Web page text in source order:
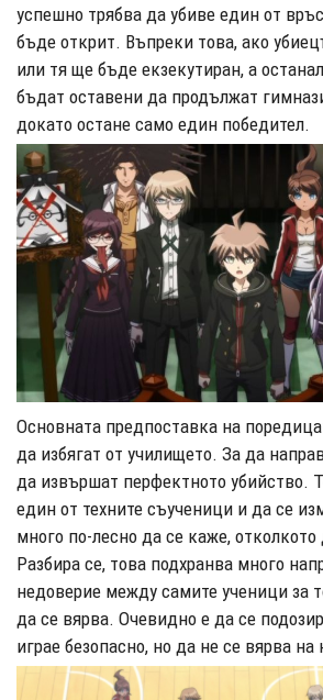
успешно трябва да убиве един от
бъде открит. Въпреки това, ако
или тя ще бъде екзекутиран, а
бъдат оставени да продължат
докато остане само един победител.
Основната предпоставка на
да избягат от училището. За да
да извършат перфектното убийство.
един от техните съученици и да се
много по-лесно да се каже,
Разбира се, това подхранва много
недоверие между самите ученици за
да се вярва. Очевидно е да се
играе безопасно, но да не се вярва на